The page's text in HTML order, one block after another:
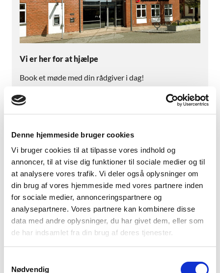
Denne hjemmeside bruger cookies
Vi bruger cookies til at tilpasse vores indhold og
annoncer, til at vise dig funktioner til sociale medier og til
at analysere vores trafik. Vi deler også oplysninger om
din brug af vores hjemmeside med vores partnere inden
for sociale medier, annonceringspartnere og
analysepartnere. Vores partnere kan kombinere disse
data med andre oplysninger, du har givet dem, eller som
de har indsamlet fra din brug af deres tjenester.
Nødvendig
Vi er her for at hjælpe
Book et møde med din rådgiver i dag!
Spørgsmål og svar
Hvad er Visa/Dankort?
Hvad er Mastercard Kredit?